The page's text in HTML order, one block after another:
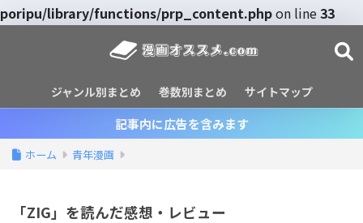
poripu/library/functions/prp_content.phpon line33
ジャンル別まとめ 巻数別まとめ サイトマップ
記事内に広告を含みます
ホーム 青年漫画
「ZIG」を読んだ感想・レビュー